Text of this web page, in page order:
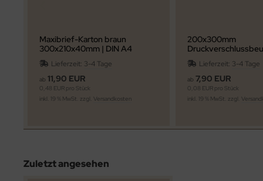
Maxibrief-Karton braun
300x210x40mm | DIN A4
Postkarton Deutsche Post DHL
Warensendung | ab 25 Stk.
Staffelpreise
Lieferzeit: 3-4 Tage
ab 11,90 EUR
0,48 EUR pro Stück
inkl. 19 % MwSt. zzgl. Versandkosten
200x300mm
Lieferzeit: 3-4 Tage
ab 7,90 EUR
0,08 EUR pro Stück
inkl. 19 % MwSt. zzgl.
Zuletzt angesehen